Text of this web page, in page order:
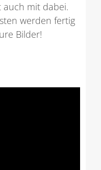
auch mit dabei.
werden fertig
Bilder!